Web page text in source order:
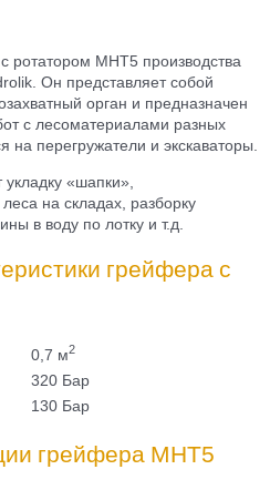
ротатором MHT5 производства
Он представляет собой
орган и предназначен
с лесоматериалами разных
на перегружатели и экскаваторы.
«шапки»,
на складах, разборку
в воду по лотку и т.д.
грейфера с
0,7 м2
320 Бар
130 Бар
грейфера MHT5